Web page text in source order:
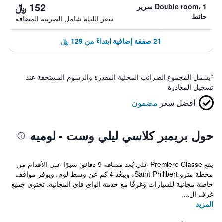
Double room، 1 سرير
حائط
152 ﷼
سعر الليلة شامل الصريبة المضافة
21 صفقة إضافية ابتداءً من 129 ﷼
*يشمل المجموع الضرائب المحلية المقدرة والرسوم المستحقة عند
تسجيل المغادرة.
أفضل سعر مضمون
حول بريمير كلاسي ليلي وست - لوميه
يقع Premiere Classe على بُعد مسافة 9 دقائق سيرًا على الأقدام من
محطة مترو Saint-Philibert، ويبعُد 4 كم عن وسط لوم، ويوفر مواقف
خاصة مجانية للسيارات وغرفًا مع خدمة الواي فاي المجانية. تحتوي جميع
غرف ال...
المزيد